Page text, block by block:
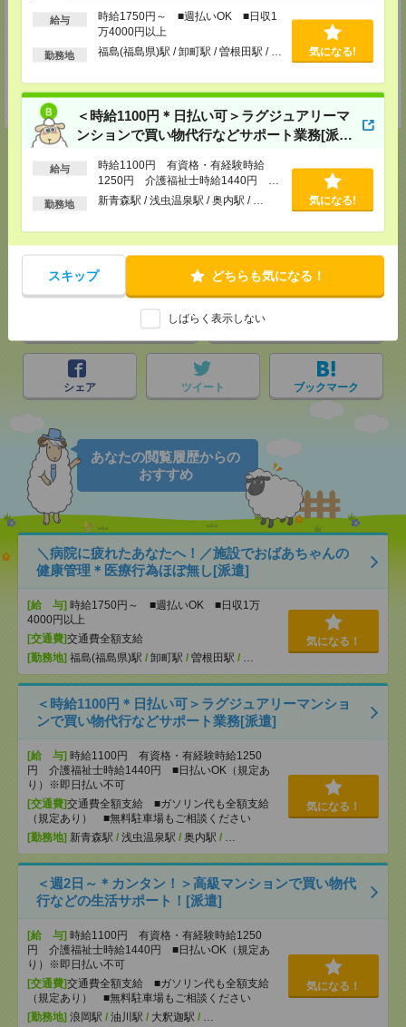
給与
時給1750円～ ■週払いOK ■日収1
万4000円以上
勤務地 福島(福島県)駅 / 卸町駅 / 曽根田駅 / … 気になる!
＜時給1100円＊日払い可＞ラグジュアリーマ
ンションで買い物代行などサポート業務[派
給与
時給1100円 有資格・有経験時給
1250円 介護福祉士時給1440円 ■
日払いOK（規定あり）※即日払い不
勤務地 新青森駅 / 浅虫温泉駅 / 奥内駅 / … 気になる!
スキップ どちらも気になる！
しばらく表示しない
TEL：0120-992-518
tenshoku@nikken-ts.jp
担当：採用担当
★今ならご来社登録でQUOカード2000円分をプレゼント中★
応募ページへ
気になる！
で送る LINE
シェア ツイート ブックマーク
あなたの閲覧履歴からの
おすすめ
＼病院に疲れたあなたへ！／施設でおばあちゃんの
健康管理＊医療行為ほぼ無し[派遣]
[給 与] 時給1750円～ ■週払いOK ■日収1万
4000円以上
[交通費]交通費全額支給
[勤務地] 福島(福島県)駅 / 卸町駅 / 曽根田駅 / …
気になる！
＜時給1100円＊日払い可＞ラグジュアリーマンショ
ンで買い物代行などサポート業務[派遣]
[給 与] 時給1100円 有資格・有経験時給1250
円 介護福祉士時給1440円 ■日払いOK（規定あ
り）※即日払い不可
[交通費]交通費全額支給 ■ガソリン代も全額支給
（規定あり） ■無料駐車場もご相談ください
[勤務地] 新青森駅 / 浅虫温泉駅 / 奥内駅 / …
気になる！
＜週2日～＊カンタン！＞高級マンションで買い物代
行などの生活サポート！[派遣]
[給 与] 時給1100円 有資格・有経験時給1250
円 介護福祉士時給1440円 ■日払いOK（規定あ
り）※即日払い不可
[交通費]交通費全額支給 ■ガソリン代も全額支給
（規定あり） ■無料駐車場もご相談ください
[勤務地] 浪岡駅 / 油川駅 / 大釈迦駅 / …
気になる！